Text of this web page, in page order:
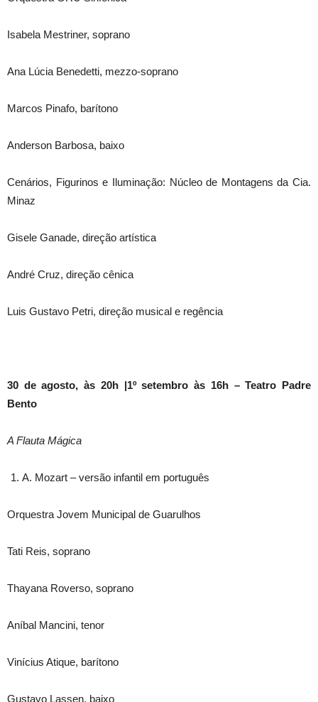
Isabela Mestriner, soprano
Ana Lúcia Benedetti, mezzo-soprano
Marcos Pinafo, barítono
Anderson Barbosa, baixo
Cenários, Figurinos e Iluminação: Núcleo de Montagens da Cia.
Minaz
Gisele Ganade, direção artística
André Cruz, direção cênica
Luis Gustavo Petri, direção musical e regência
30 de agosto, às 20h |1º setembro às 16h – Teatro Padre
Bento
A Flauta Mágica
A. Mozart – versão infantil em português
Orquestra Jovem Municipal de Guarulhos
Tati Reis, soprano
Thayana Roverso, soprano
Aníbal Mancini, tenor
Vinícius Atique, barítono
Gustavo Lassen, baixo